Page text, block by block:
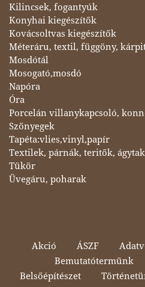
Kilincsek, fogantyúk
Konyhai kiegészítők
Kovácsoltvas kiegészítők
Méteráru, textil, függöny,
Mosdótál
Mosogató,mosdó
Napóra
Óra
Porcelán villanykapcsoló,
Szőnyegek
Tapéta:vlies,vinyl,papír
Textilek, párnák, teritők,
Tükör
Üvegáru, poharak
Akció ÁSZF
Bemutatótermünk
Belsőépítészet